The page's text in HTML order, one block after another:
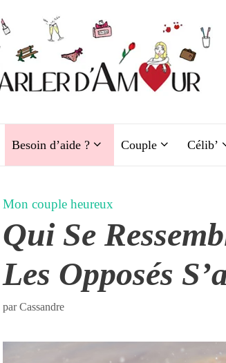
Besoin d’aide ? Couple Célib’
Mon couple heureux
Qui Se
Les Opposés
parCassandre